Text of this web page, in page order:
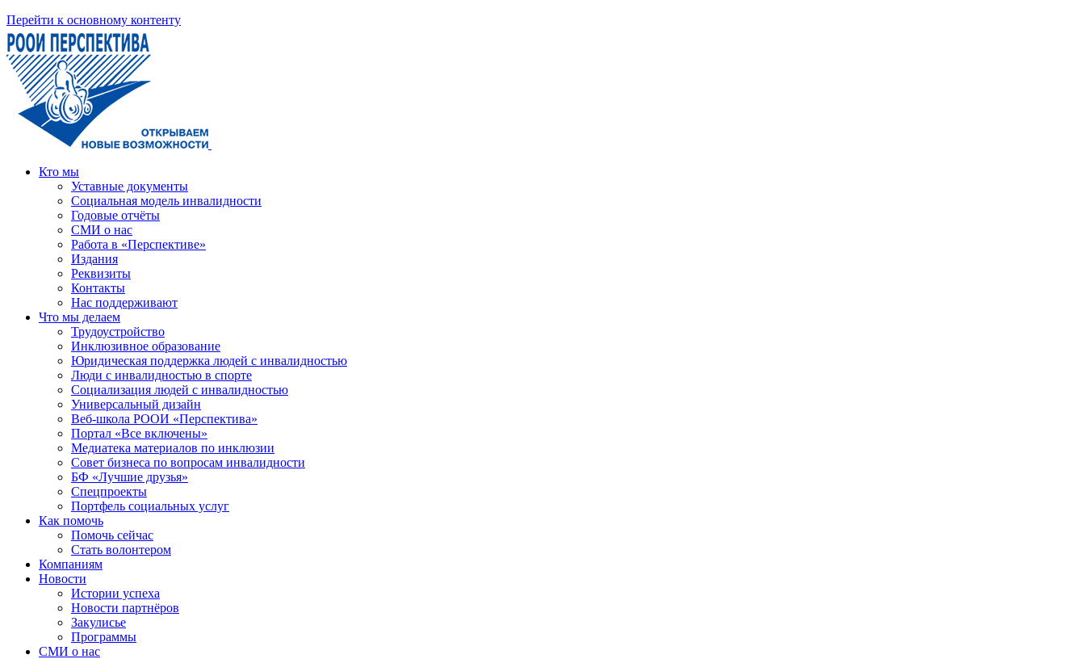
Перейти к основному контенту
Кто мы
Уставные документы
Социальная модель инвалидности
Годовые отчёты
СМИ о нас
Работа в «Перспективе»
Издания
Реквизиты
Контакты
Нас поддерживают
Что мы делаем
Трудоустройство
Инклюзивное образование
Юридическая поддержка людей с инвалидностью
Люди с инвалидностью в спорте
Социализация людей с инвалидностью
Универсальный дизайн
Веб-школа РООИ «Перспектива»
Портал «Все включены»
Медиатека материалов по инклюзии
Совет бизнеса по вопросам инвалидности
БФ «Лучшие друзья»
Спецпроекты
Портфель социальных услуг
Как помочь
Помочь сейчас
Стать волонтером
Компаниям
Новости
Истории успеха
Новости партнёров
Закулисье
Программы
СМИ о нас